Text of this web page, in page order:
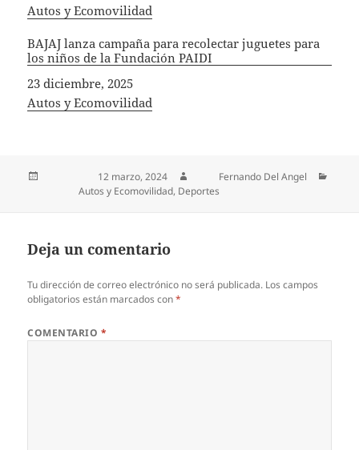
In relation to
Autos y Ecomovilidad
BAJAJ lanza campaña para recolectar juguetes para
los niños de la Fundación PAIDI
Fecha
23 diciembre, 2025
In relation to
Autos y Ecomovilidad
12 marzo, 2024
Fernando Del Angel
CategoríasAutos y Ecomovilidad, Deportes
Deja un comentario
Tu dirección de correo electrónico no será publicada. Los campos
obligatorios están marcados con*
COMENTARIO *